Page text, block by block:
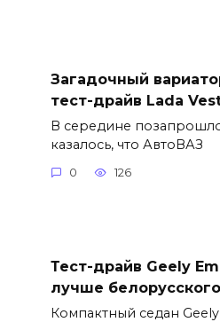
Загадочный
тест-драйв Lada
В середине
казалось, что АвтоВАЗ
0 126
Тест-драйв Geely
лучше
Компактный седан